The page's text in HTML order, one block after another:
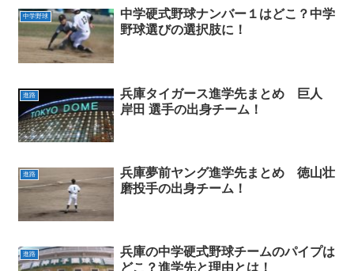
中学野球
中学硬式野球ナンバー１はどこ？中学
野球選びの選択肢に！
進路
兵庫タイガース進学先まとめ 巨人
岸田 選手の出身チーム！
進路
兵庫夢前ヤング進学先まとめ 徳山壮
磨投手の出身チーム！
進路
兵庫の中学硬式野球チームのパイプは
どこ？進学先と理由とは！